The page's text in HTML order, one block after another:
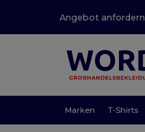
Angebot anfordern
Marken T-Shirts